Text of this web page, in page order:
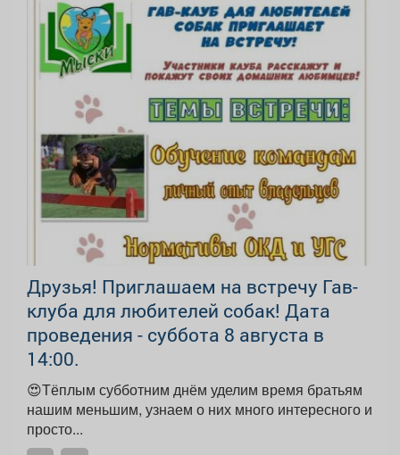
Друзья! Приглашаем на встречу Гав-
клуба для любителей собак! Дата
проведения - суббота 8 августа в
14:00.
😍Тёплым субботним днём уделим время братьям
нашим меньшим, узнаем о них много интересного и
просто...